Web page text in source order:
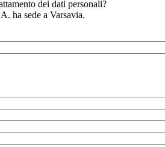
dei dati personali?
ha sede a Varsavia.